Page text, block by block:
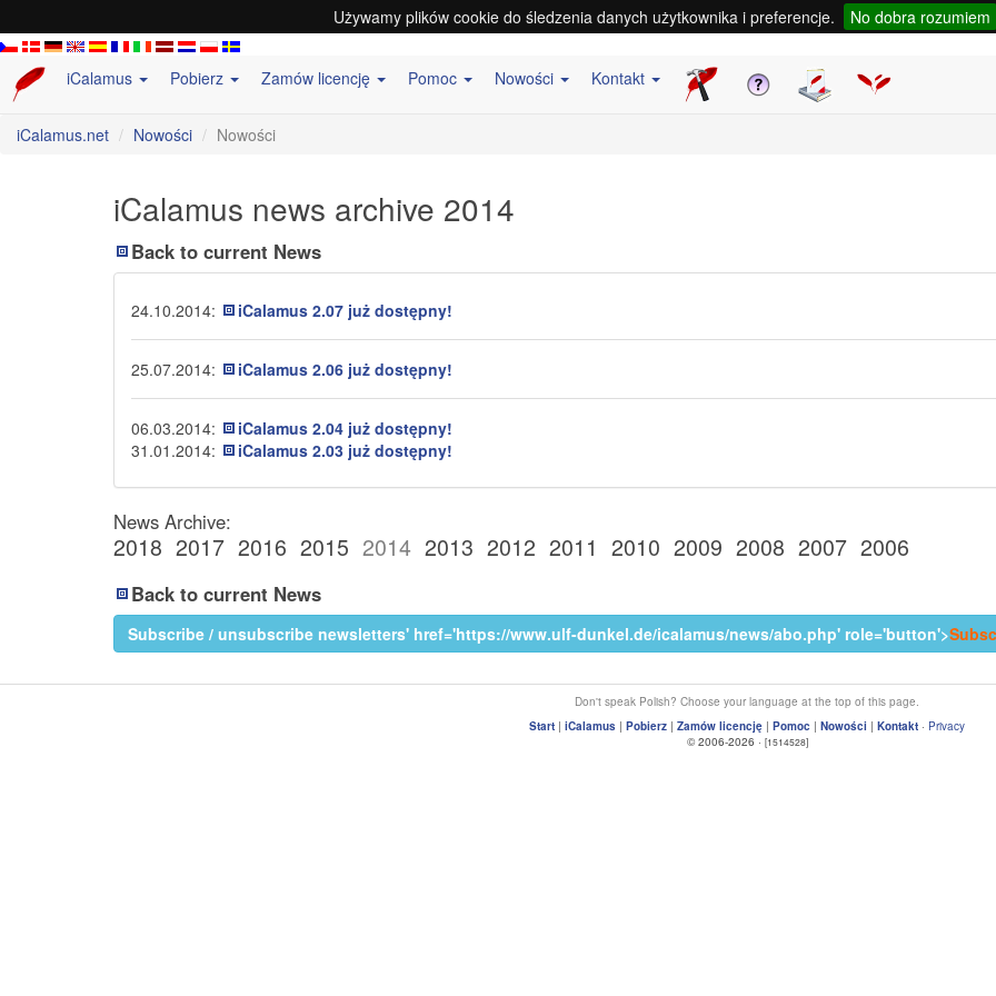
Używamy plików cookie do śledzenia danych użytkownika i preferencje. No dobra rozumiem
iCalamus Pobierz Zamów licencję Pomoc Nowości Kontakt
iCalamus.net Nowości Nowości
iCalamus news archive 2014
Back to current News
24.10.2014: iCalamus 2.07 już dostępny!
25.07.2014: iCalamus 2.06 już dostępny!
06.03.2014:
iCalamus 2.04 już dostępny!
31.01.2014:
iCalamus 2.03 już dostępny!
News Archive:
2018 2017 2016 2015 2014 2013 2012 2011 2010 2009 2008 2007 2006
Back to current News
Subscribe / unsubscribe newsletters' href='https://www.ulf-dunkel.de/icalamus/news/abo.php' role='button'>
Don't speak Polish? Choose your language at the top of this page.
Start | iCalamus | Pobierz | Zamów licencję | Pomoc | Nowości | Kontakt · Privacy
© 2006-2026 · [1514528]